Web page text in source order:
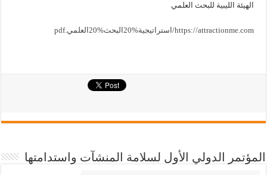
الهيئة الليبية للبحث العلمي
https://attractionme.com/استراتيجية%20البحث%20العلمي.pdf
المؤتمر الدولي الأول لسلامة المنشآت واستدامتها